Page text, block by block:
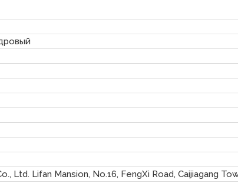
Ltd. Lifan Mansion, No.16, FengXi Road, Caijiagang